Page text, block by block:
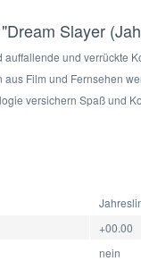
Slayer
und verrückte
Film und Fernsehen
versichern Spaß und
+00.00
nein